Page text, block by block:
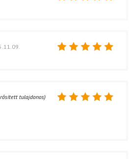
tulajdonos)